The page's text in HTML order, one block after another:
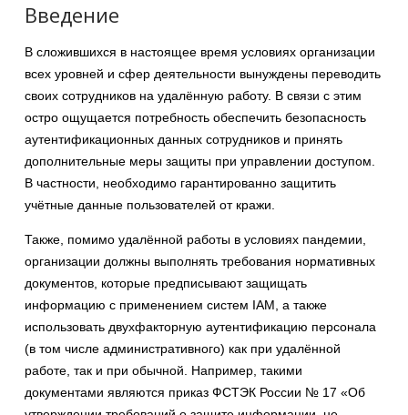
Введение
В сложившихся в настоящее время условиях организации
всех уровней и сфер деятельности вынуждены переводить
своих сотрудников на удалённую работу. В связи с этим
остро ощущается потребность обеспечить безопасность
аутентификационных данных сотрудников и принять
дополнительные меры защиты при управлении доступом.
В частности, необходимо гарантированно защитить
учётные данные пользователей от кражи.
Также, помимо удалённой работы в условиях пандемии,
организации должны выполнять требования нормативных
документов, которые предписывают защищать
информацию с применением систем IAM, а также
использовать двухфакторную аутентификацию персонала
(в том числе административного) как при удалённой
работе, так и при обычной. Например, такими
документами являются приказ ФСТЭК России № 17 «Об